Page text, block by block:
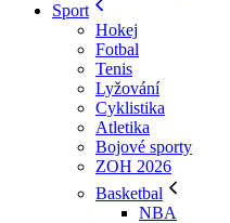
Sport
Hokej
Fotbal
Tenis
Lyžování
Cyklistika
Atletika
Bojové sporty
ZOH 2026
Basketbal
NBA